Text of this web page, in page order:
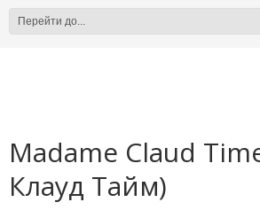
Madame Claud
Клауд Тайм)